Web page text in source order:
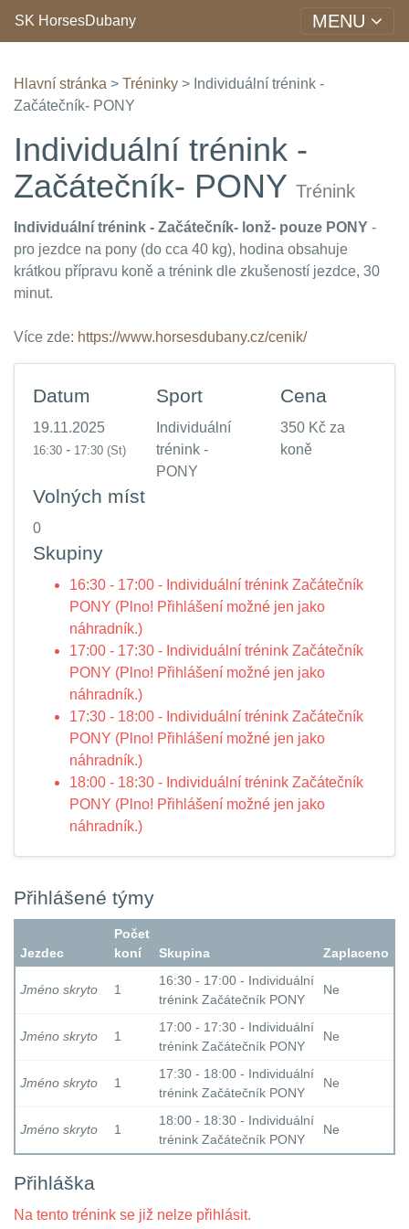
SK HorsesDubany MENU
Hlavní stránka > Tréninky > Individuální trénink -
Začátečník- PONY
Individuální trénink -
Začátečník- PONY Trénink
Individuální trénink - Začátečník- lonž- pouze PONY -
pro jezdce na pony (do cca 40 kg), hodina obsahuje
krátkou přípravu koně a trénink dle zkušeností jezdce, 30
minut.
Více zde: https://www.horsesdubany.cz/cenik/
Datum
19.11.2025
16:30 - 17:30 (St)
Sport
Individuální
trénink -
PONY
Cena
350 Kč za
koně
Volných míst
0
Skupiny
16:30 - 17:00 - Individuální trénink Začátečník
PONY (Plno! Přihlášení možné jen jako
náhradník.)
17:00 - 17:30 - Individuální trénink Začátečník
PONY (Plno! Přihlášení možné jen jako
náhradník.)
17:30 - 18:00 - Individuální trénink Začátečník
PONY (Plno! Přihlášení možné jen jako
náhradník.)
18:00 - 18:30 - Individuální trénink Začátečník
PONY (Plno! Přihlášení možné jen jako
náhradník.)
Přihlášené týmy
Jezdec
Počet
koní
Skupina Zaplaceno
Jméno skryto 1
16:30 - 17:00 - Individuální
trénink Začátečník PONY
Ne
Jméno skryto 1
17:00 - 17:30 - Individuální
trénink Začátečník PONY
Ne
Jméno skryto 1
17:30 - 18:00 - Individuální
trénink Začátečník PONY
Ne
Jméno skryto 1
18:00 - 18:30 - Individuální
trénink Začátečník PONY
Ne
Přihláška
Na tento trénink se již nelze přihlásit.